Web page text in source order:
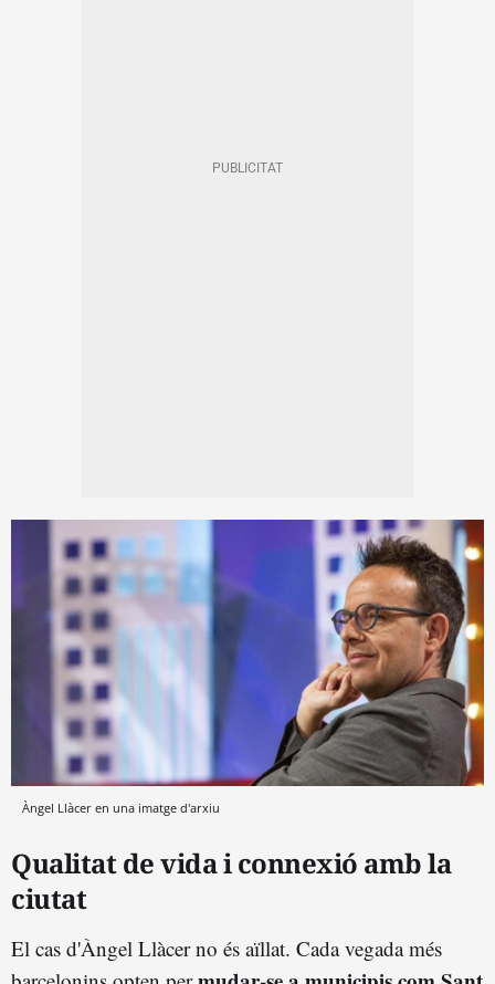
Àngel Llàcer en una imatge d'arxiu
Qualitat de vida i connexió amb la
ciutat
El cas d'Àngel Llàcer no és aïllat. Cada vegada més